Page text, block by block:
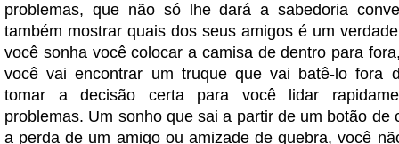
problemas, que não só lhe dará a sabedoria
também mostrar quais dos seus amigos é um
você sonha você colocar a camisa de dentro para
você vai encontrar um truque que vai batê-lo fora
tomar a decisão certa para você lidar
problemas. Um sonho que sai a partir de um botão de
a perda de um amigo ou amizade de quebra, você